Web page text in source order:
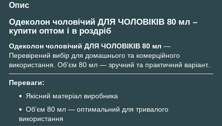
Опис
Одеколон чоловічий ДЛЯ ЧОЛОВІКІВ 80 мл –
купити оптом і в роздріб
Одеколон чоловічий ДЛЯ ЧОЛОВІКІВ 80 мл —
Перевірений вибір для домашнього та комерційного
використання. Об'єм 80 мл — зручний та практичний варіант..
Переваги:
Якісний матеріал виробника
Обʼєм 80 мл — оптимальний для тривалого
використання